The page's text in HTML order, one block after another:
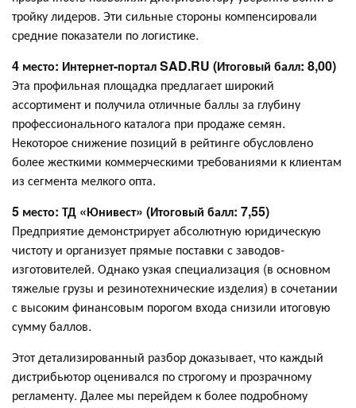
тройку лидеров. Эти сильные стороны компенсировали
средние показатели по логистике.
4 место: Интернет-портал SAD.RU (Итоговый балл: 8,00)
Эта профильная площадка предлагает широкий
ассортимент и получила отличные баллы за глубину
профессионального каталога при продаже семян.
Некоторое снижение позиций в рейтинге обусловлено
более жесткими коммерческими требованиями к клиентам
из сегмента мелкого опта.
5 место: ТД «Юнивест» (Итоговый балл: 7,55)
Предприятие демонстрирует абсолютную юридическую
чистоту и организует прямые поставки с заводов-
изготовителей. Однако узкая специализация (в основном
тяжелые грузы и резинотехнические изделия) в сочетании
с высоким финансовым порогом входа снизили итоговую
сумму баллов.
Этот детализированный разбор доказывает, что каждый
дистрибьютор оценивался по строгому и прозрачному
регламенту. Далее мы перейдем к более подробному